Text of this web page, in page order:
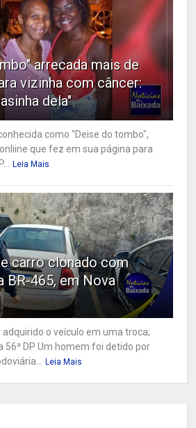
arrecada mais de
vizinha com câncer:
dela"
como "Deise do tombo",
que fez em sua página para
Leia Mais
carro clonado com
BR-465, em Nova
o veículo em uma troca;
56ª DP Um homem foi detido por
Leia Mais